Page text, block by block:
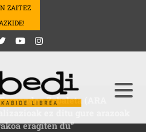
ZAITEZ
Zabaleta (ARA
eragiten du”